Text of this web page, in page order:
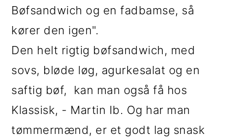
Bøfsandwich og en fadbamse, så
kører den igen".
Den helt rigtig bøfsandwich, med
sovs, bløde løg, agurkesalat og en
saftig bøf, kan man også få hos
Klassisk, - Martin Ib. Og har man
tømmermænd, er et godt lag snask